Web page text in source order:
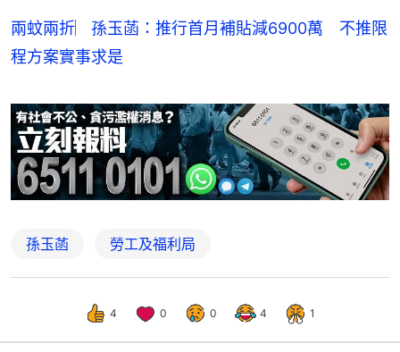
兩蚊兩折︳孫玉菡：推行首月補貼減6900萬 不推限
程方案實事求是
孫玉菡 勞工及福利局
4 0 0 4 1